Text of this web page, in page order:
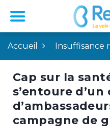
Accueil Insuffisance
Cap sur la
s’entoure
campagne de